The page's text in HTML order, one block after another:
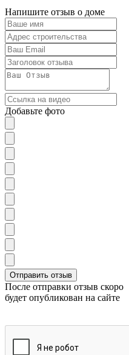
Напишите отзыв о доме
Добавьте фото
После отправки отзыв скоро
будет опубликован на сайте